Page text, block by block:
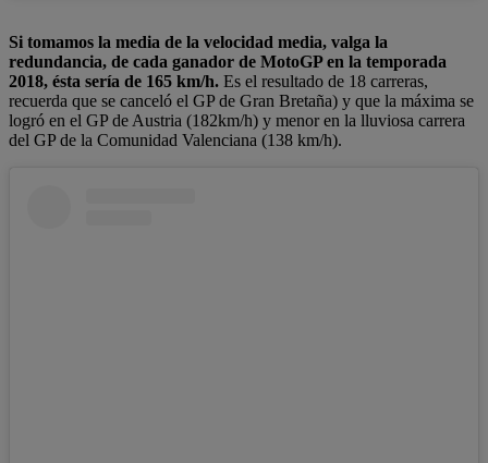
Si tomamos la media de la velocidad media, valga la
redundancia, de cada ganador de MotoGP en la temporada
2018, ésta sería de 165 km/h. Es el resultado de 18 carreras,
recuerda que se canceló el GP de Gran Bretaña) y que la máxima se
logró en el GP de Austria (182km/h) y menor en la lluviosa carrera
del GP de la Comunidad Valenciana (138 km/h).